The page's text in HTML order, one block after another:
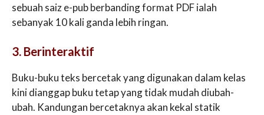
sebuah saiz e-pub berbanding format PDF ialah
sebanyak 10 kali ganda lebih ringan.
3. Berinteraktif
Buku-buku teks bercetak yang digunakan dalam kelas
kini dianggap buku tetap yang tidak mudah diubah-
ubah. Kandungan bercetaknya akan kekal statik